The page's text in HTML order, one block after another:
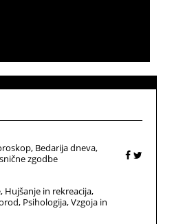
Bedarija dneva
zgodbe
Hujšanje in rekreacija
Psihologija Vzgoja in